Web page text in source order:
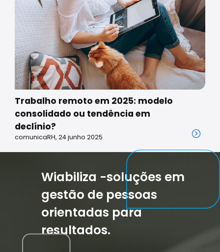
Trabalho remoto em 2025: modelo
consolidado ou tendência em
declínio?
comunicaRH, 24 junho 2025
Wiabiliza -soluções em
gestão de pessoas
orientadas para
resultados.